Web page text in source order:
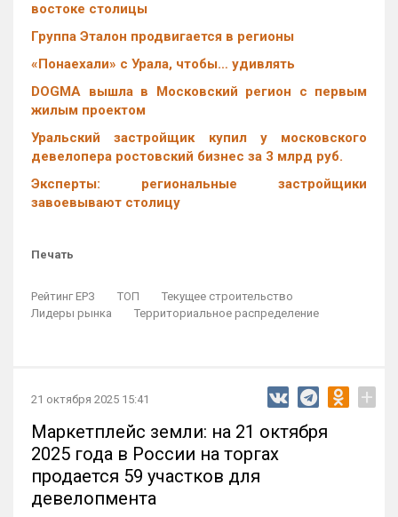
востоке столицы
Группа Эталон продвигается в регионы
«Понаехали» с Урала, чтобы… удивлять
DOGMA вышла в Московский регион с первым
жилым проектом
Уральский застройщик купил у московского
девелопера ростовский бизнес за 3 млрд руб.
Эксперты: региональные застройщики
завоевывают столицу
Печать
Рейтинг ЕРЗ ТОП
Текущее строительство
Лидеры рынка
Территориальное распределение
21 октября 2025 15:41 +
Маркетплейс земли: на 21 октября
2025 года в России на торгах
продается 59 участков для
девелопмента